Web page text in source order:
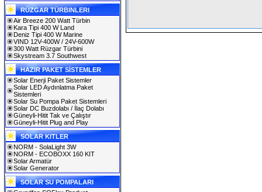
RÜZGAR TÜRBINLERI
Air Breeze 200 Watt Türbin
Kara Tipi 400 W Land
Deniz Tipi 400 W Marine
VIND 12V-400W / 24V-600W
300 Watt Rüzgar Türbini
Skystream 3.7 Southwest
HAZIR PAKET SİSTEMLER
Solar Enerji Paket Sistemler
Solar LED Aydınlatma Paket
Sistemleri
Solar Su Pompa Paket Sistemleri
Solar DC Buzdolabı / İlaç Dolabı
Güneyli-Hitit Tak ve Çalıştır
Güneyli-Hitit Plug and Play
SOLAR KITLER
NORM - SolaLight 3W
NORM - ECOBOXX 160 KIT
Solar Armatür
Solar Generator
SOLAR SU POMPALARI